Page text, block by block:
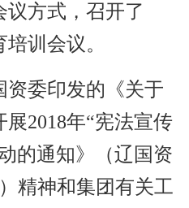
方式，召开了
训会议。
资委印发的《关于
2018年“宪法宣传
的通知》（辽国资
精神和集团有关工